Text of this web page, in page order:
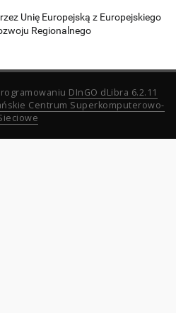
Unię Europejską z Europejskiego
Regionalnego
DInGO dLibra 6.2.11
Centrum Superkomputerowo-